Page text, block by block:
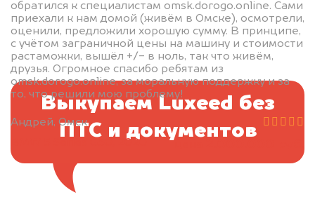
обратился к специалистам omsk.dorogo.online. Сами
приехали к нам домой (живём в Омске), осмотрели,
оценили, предложили хорошую сумму. В принципе,
с учётом заграничной цены на машину и стоимости
растаможки, вышёл +/- в ноль, так что живём,
друзья. Огромное спасибо ребятам из
omsk.dorogo.online, за моральную поддержку и за
то, что решили мою проблему!
Андрей, Омск
BMW 5 Series G30, 2020
Выкупаем Luxeed без
ПТС и документов